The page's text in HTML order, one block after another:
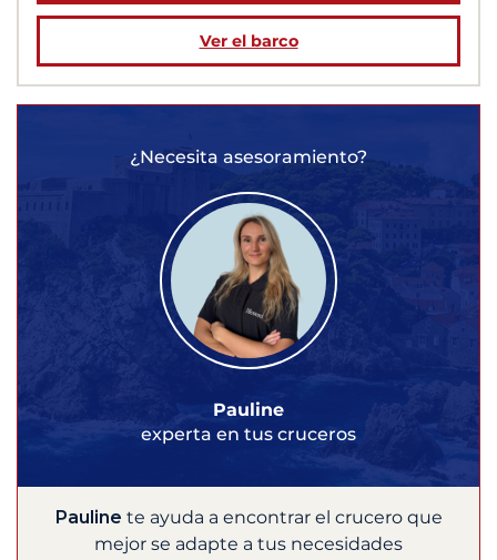
Ver el barco
¿Necesita asesoramiento?
Pauline
experta en tus cruceros
Pauline te ayuda a encontrar el crucero que
mejor se adapte a tus necesidades